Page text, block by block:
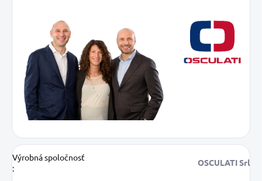
Výrobná spoločnosť
:
OSCULATI Srl